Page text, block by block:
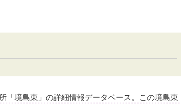
「境島東」の詳細情報データベース。この境島東